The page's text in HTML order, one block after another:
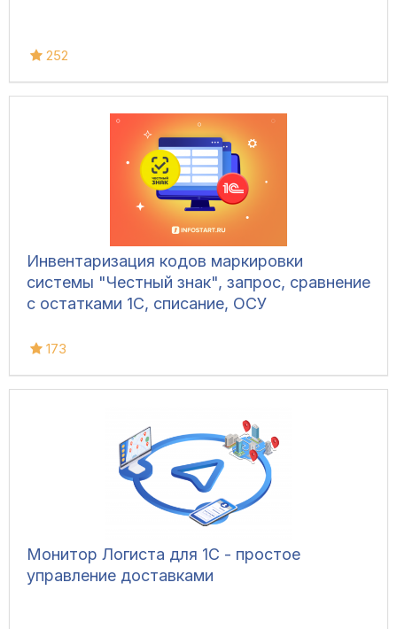
252
Инвентаризация кодов маркировки
системы "Честный знак", запрос, сравнение
с остатками 1С, списание, ОСУ
173
Монитор Логиста для 1С - простое
управление доставками